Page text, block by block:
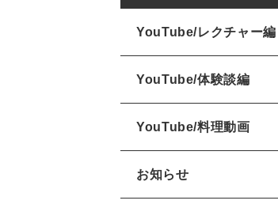
YouTube/レクチャー編
YouTube/体験談編
YouTube/料理動画
お知らせ